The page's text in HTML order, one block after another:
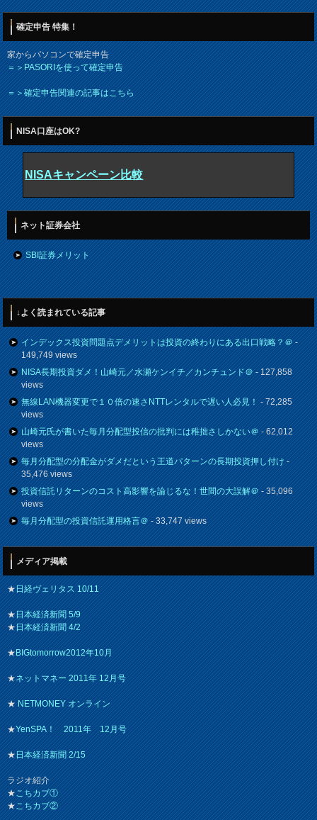
確定申告 特集！
家からパソコンで確定申告
＝＞PASORIを使って確定申告
＝＞確定申告関連の記事はこちら
NISA口座はOK?
NISAキャンペーン比較
ネット証券会社
SBI証券メリット
↓よく読まれている記事
インデックス投資問題点デメリットは投資の終わりにある出口戦略？＠-
149,749 views
NISA長期投資ダメ！山崎元／水瀬ケンイチ／カンチュンド＠- 127,858
views
無線LAN機器変更で１０倍の速さNTTレンタルで遅い人必見！- 72,285
views
山崎元氏が書いた毎月分配型投信の批判には稚拙さしかない＠- 62,012
views
毎月分配型の分配金がダメだという王道パターンの長期投資押し付け-
35,476 views
投資信託リターンのコスト高影響を論じるな！世間の大誤解＠- 35,096
views
毎月分配型の投資信託運用格言＠- 33,747 views
メディア掲載
★日経ヴェリタス 10/11
★日本経済新聞 5/9
★日本経済新聞 4/2
★BIGtomorrow2012年10月
★ネットマネー 2011年 12月号
★NETMONEY オンライン
★YenSPA！ 2011年 12月号
★日本経済新聞 2/15
ラジオ紹介
★こちカブ①
★こちカブ②